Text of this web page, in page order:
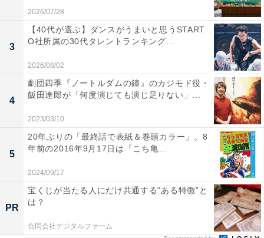
待状を渡します。颯に背中を押された晴太は、杏花の元
へと急ぎます。まさに新郎新婦の入場というその瞬間、
会場に駆け込む晴太。一目散に杏花の元へ走り、「お父
さんになってくれませんか」と言い出します。
思いがあふれて何を言っているのかわからなくなってし
まう晴太。突然のことに戸惑いつつ、「わからないけど
わかりたい」とまっすぐに晴太を見つめる杏花に、晴太
は「普通じゃないくらい杏花さんが好き。僕と結婚して
ください」とプロポーズしました。「はい」と心をこめ
て頷く杏花にキスをし、2人は抱きしめ合います。あっ
けにとられていた林太郎は拍手の先陣を切り、改めて新
郎新婦の入場へ。林太郎と杏花はグータッチで祝福し合
いました。
2026/07/28
3
【40代が選ぶ】ダンスがうまいと思うSTART
O社所属の30代タレントランキング...
2026/08/02
4
劇団四季『ノートルダムの鐘』のカジモド役・
飯田達郎が「何度演じても演じ足りない」...
2023/03/10
5
20年ぶりの「最終話で表紙＆巻頭カラー」。8
年前の2016年9月17日は「こち亀...
2024/09/17
PR
宝くじが当たる人にだけ共通する“ある特徴”と
は？
合同会社デジタルファーム